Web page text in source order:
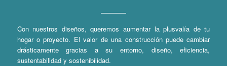
Con nuestros diseños, queremos aumentar la plusvalía de tu
hogar o proyecto. El valor de una construcción puede cambiar
drásticamente gracias a su entorno, diseño, eficiencia,
sustentabilidad y sostenibilidad.